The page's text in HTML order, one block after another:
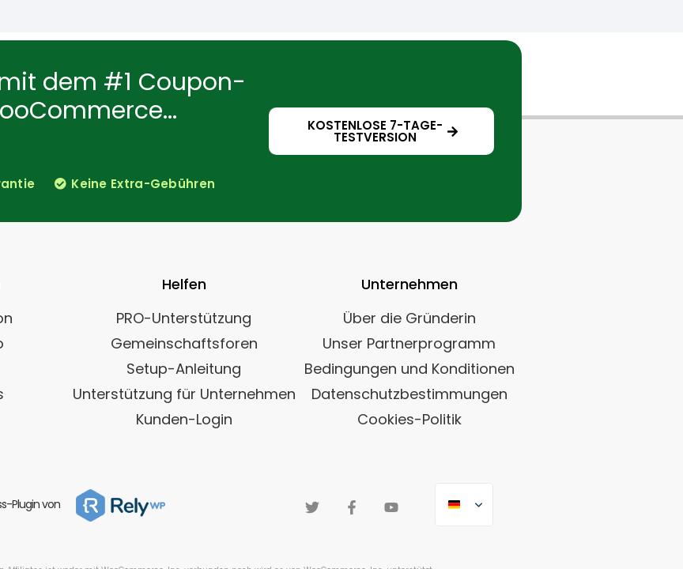
dem #1 Coupon-
Keine Extra-Gebühren
KOSTENLOSE 7-TAGE-
TESTVERSION
Helfen
PRO-Unterstützung
Gemeinschaftsforen
Setup-Anleitung
Unterstützung für Unternehmen
Kunden-Login
Unternehmen
Über die Gründerin
Unser Partnerprogramm
Bedingungen und Konditionen
Datenschutzbestimmungen
Cookies-Politik
Plugin von